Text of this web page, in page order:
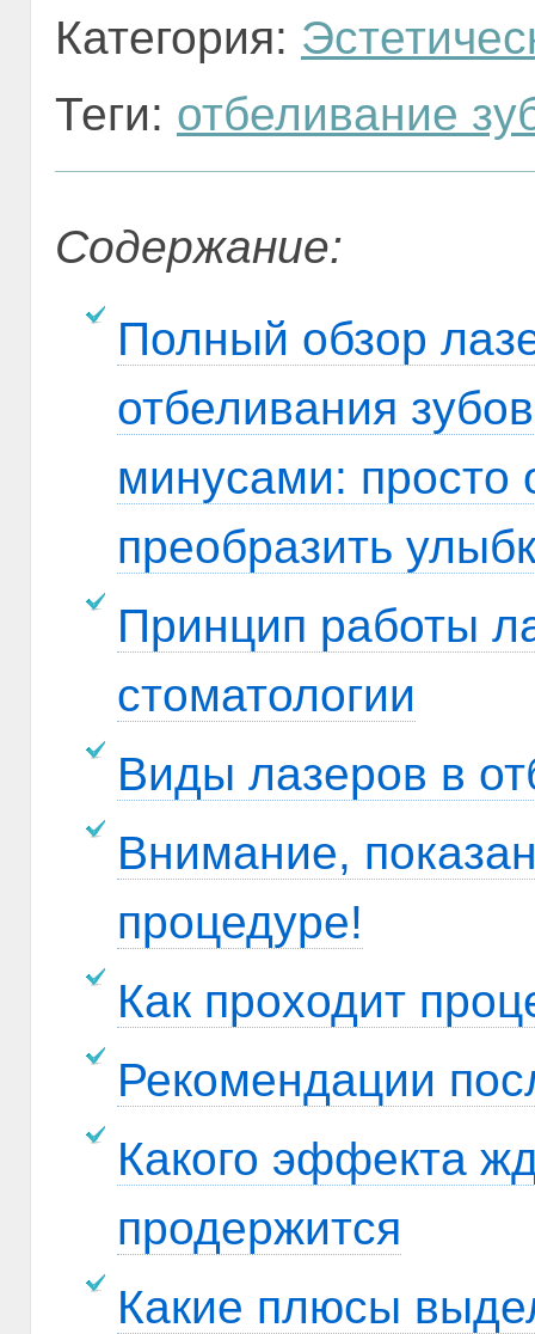
Категория:
Теги: отбеливание
Содержание:
Полный обзор
отбеливания
минусами:
преобразить
Принцип работы
стоматологии
Виды лазеров в
Внимание,
процедуре!
Как проходит
Рекомендации
Какого эффекта
продержится
Какие плюсы